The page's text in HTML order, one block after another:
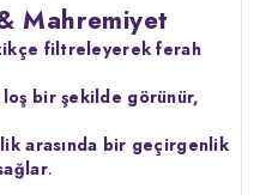
Mahremiyet
filtreleyerek ferah
loş bir şekilde görünür,
arasında bir geçirgenlik
.